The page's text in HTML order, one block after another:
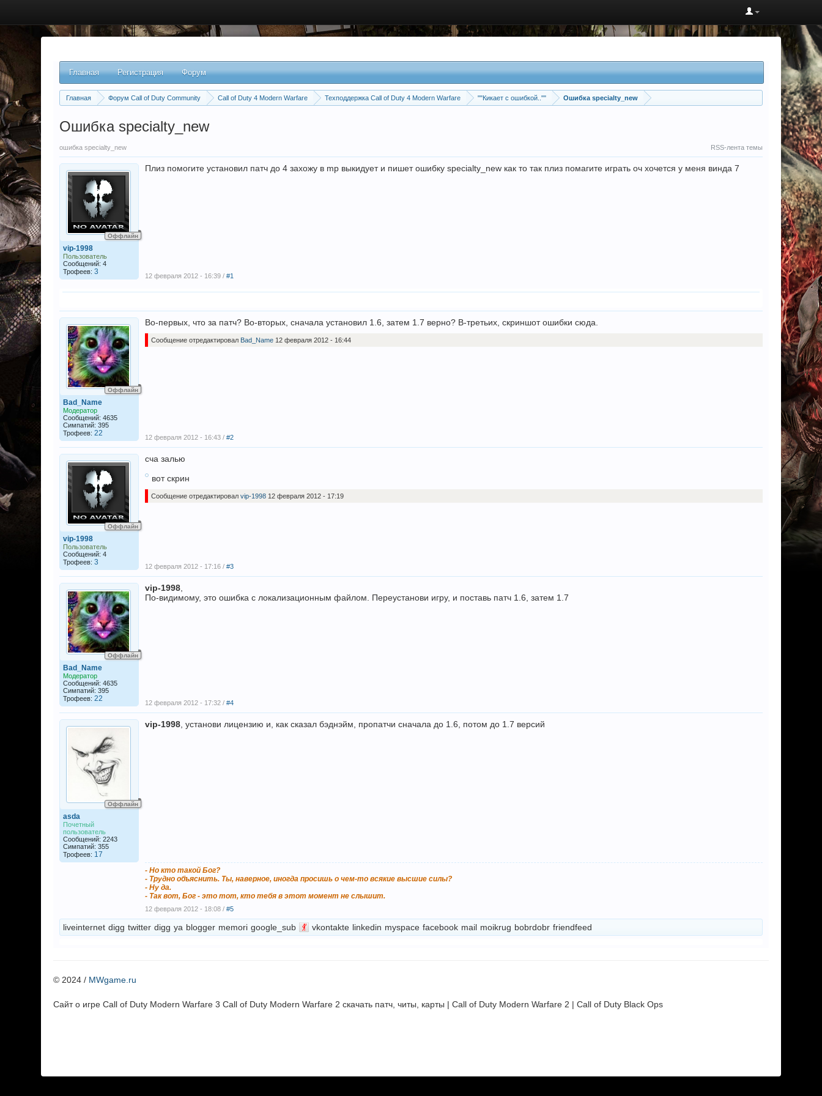
Главная Регистрация Форум
Главная Форум Call of Duty Community Call of Duty 4 Modern Warfare Техподдержка Call of Duty 4 Modern Warfare ""Кикает с ошибкой.."" Ошибка specialty_new
Ошибка specialty_new
ошибка specialty_new RSS-лента темы
Оффлайн
vip-1998
Пользователь
Сообщений: 4
Трофеев: 3
Плиз помогите установил патч до 4 захожу в mp выкидует и пишет ошибку specialty_new как то так плиз помагите играть оч хочется у меня винда 7
12 февраля 2012 - 16:39 / #1
Оффлайн
Bad_Name
Модератор
Сообщений: 4635
Симпатий: 395
Трофеев: 22
Во-первых, что за патч? Во-вторых, сначала установил 1.6, затем 1.7 верно? В-третьих, скриншот ошибки сюда.
Сообщение отредактировал Bad_Name 12 февраля 2012 - 16:44
12 февраля 2012 - 16:43 / #2
Оффлайн
vip-1998
Пользователь
Сообщений: 4
Трофеев: 3
сча залью
вот скрин
Сообщение отредактировал vip-1998 12 февраля 2012 - 17:19
12 февраля 2012 - 17:16 / #3
Оффлайн
Bad_Name
Модератор
Сообщений: 4635
Симпатий: 395
Трофеев: 22
vip-1998
По-видимому, это ошибка с локализационным файлом. Переустанови игру, и поставь патч 1.6, затем 1.7
12 февраля 2012 - 17:32 / #4
Оффлайн
asda
Почетный
пользователь
Сообщений: 2243
Симпатий: 355
Трофеев: 17
vip-1998 , установи лицензию и, как сказал бэднэйм, пропатчи сначала до 1.6, потом до 1.7 версий
- Но кто такой Бог?
- Трудно объяснить. Ты, наверное, иногда просишь о чем-то всякие высшие силы?
- Ну да.
- Так вот, Бог - это тот, кто тебя в этот момент не слышит.
12 февраля 2012 - 18:08 / #5
liveinternet digg twitter digg ya blogger memori google_sub vkontakte linkedin myspace facebook mail moikrug bobrdobr friendfeed
© 2024 / MWgame.ru
Cайт о игре Call of Duty Modern Warfare 3 Call of Duty Modern Warfare 2 cкачать патч, читы, карты | Call of Duty Modern Warfare 2 | Call of Duty Black Ops